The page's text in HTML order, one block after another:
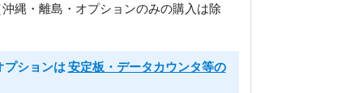
縄・離島・オプションのみの購入は除
プションは安定板・データカウンタ等の